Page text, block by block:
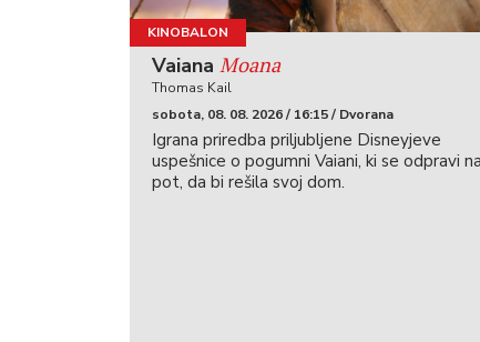
KINOBALON
Vaiana Moana
Thomas Kail
sobota, 08. 08. 2026 / 16:15 / Dvorana
Igrana priredba priljubljene Disneyjeve
uspešnice o pogumni Vaiani, ki se odpravi na
pot, da bi rešila svoj dom.